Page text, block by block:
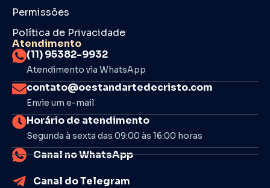
Permissões
Política de Privacidade
Atendimento
(11) 95382-9932
Atendimento via WhatsApp
contato@oestandartedecristo.com
Envie um e-mail
Horário de atendimento
Segunda à sexta das 09:00 às 16:00 horas
Canal no WhatsApp
Canal do Telegram